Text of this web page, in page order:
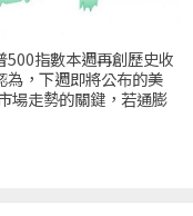
指數本週再創歷史收
為，下週即將公布的美
場走勢的關鍵，若通膨